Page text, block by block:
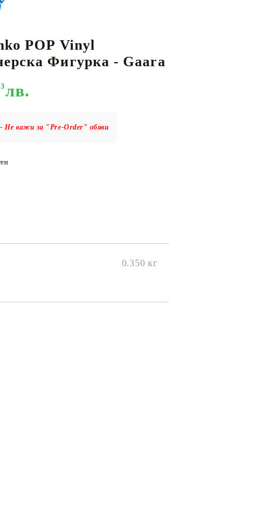
RIFTBOUND: LEAGUE OF LEGENDS
GUNDAM CARD GAME
POP Vinyl
Фигурка - Gaara
лв.
Не важи за "Pre-Order" обяви
0.350 кг